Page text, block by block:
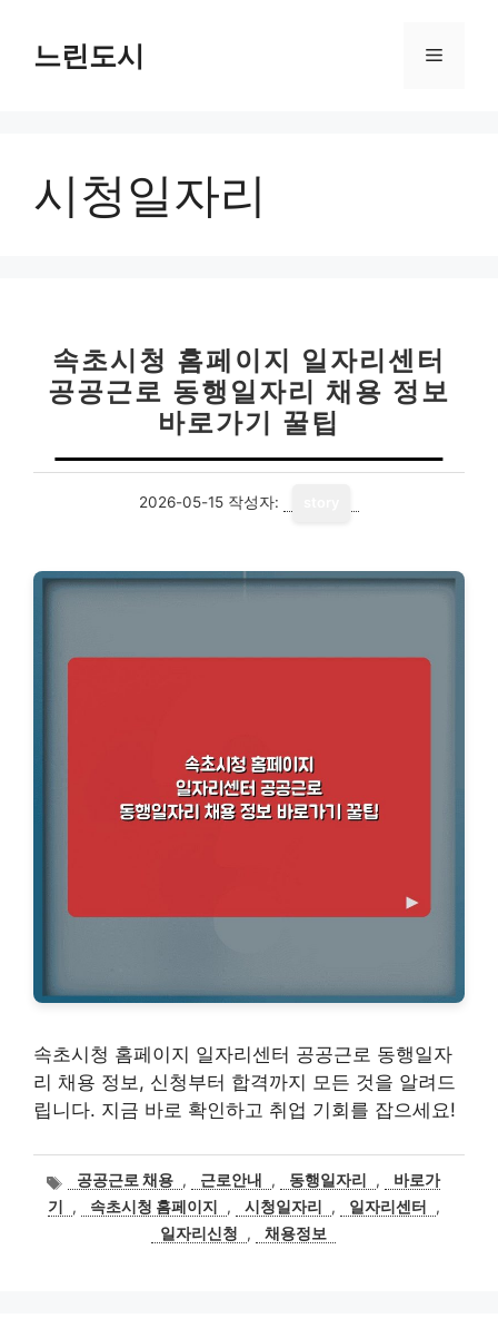
느린도시 메
시청일자리
속초시청 홈페이지 일자리센터
공공근로 동행일자리 채용 정보
바로가기 꿀팁
2026-05-15 작성자:
속초시청 홈페이지 일자리센터 공공근로 동행일자
리 채용 정보, 신청부터 합격까지 모든 것을 알려드
립니다. 지금 바로 확인하고 취업 기회를 잡으세요!
태공공근로 채용 , 근로안내 , 동행일자리 ,
바로가
기
, 속초시청 홈페이지 , 시청일자리 , 일자리센터
,
일자리신청
, 채용정보